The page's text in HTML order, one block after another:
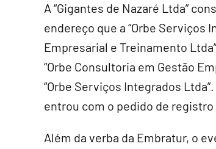
A “Gigantes de Nazaré Ltda”
endereço que a “Orbe Serviços
Empresarial e Treinamento
“Orbe Consultoria em Gestão
“Orbe Serviços Integrados
entrou com o pedido de registro
Além da verba da Embratur, o